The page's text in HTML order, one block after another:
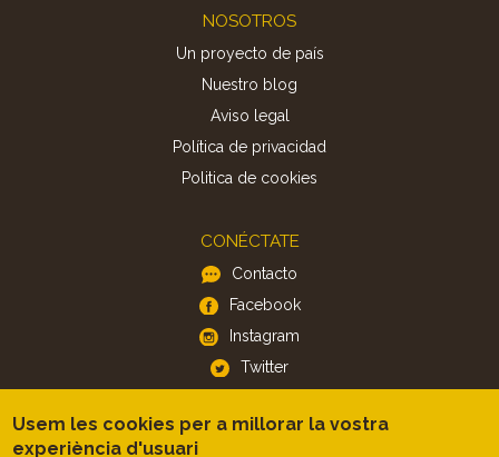
NOSOTROS
Un proyecto de país
Nuestro blog
Aviso legal
Política de privacidad
Politica de cookies
CONÉCTATE
Contacto
Facebook
Instagram
Twitter
APP
Usem les cookies per a millorar la vostra
experiència d'usuari